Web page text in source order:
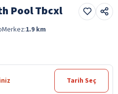
Pool Tbcxl
Merkez:1.9 km
Tarih Seç